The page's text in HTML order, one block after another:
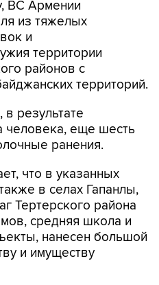
и
территории
районов с
территорий.
результате
ранения.
что в указанных
Тертерского района
средняя школа и
нанесен большой
и имуществу